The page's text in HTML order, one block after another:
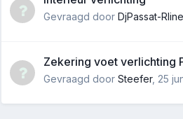
Gevraagd door DjPassat-Rline
Zekering voet verlichting
Gevraagd door Steefer, 25